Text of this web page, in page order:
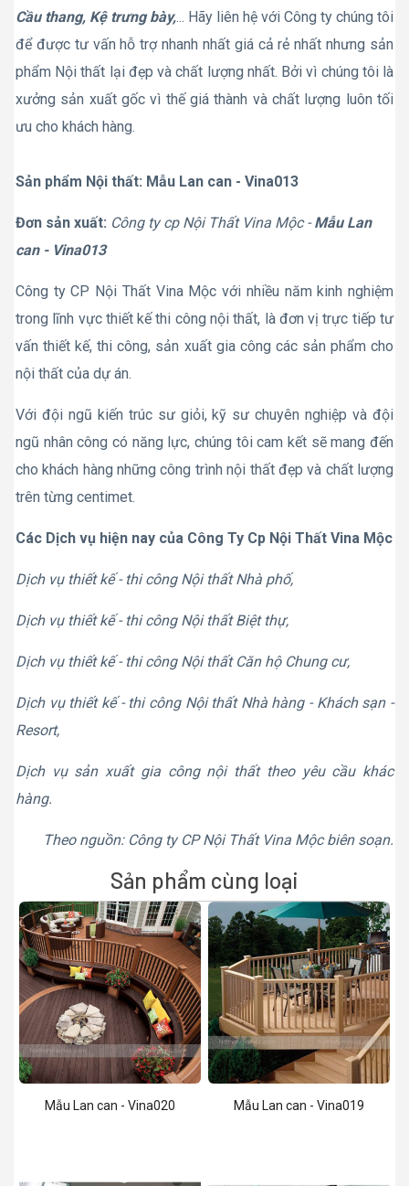
Cầu thang, Kệ trưng bày,... Hãy liên hệ với Công ty chúng tôi
để được tư vấn hỗ trợ nhanh nhất giá cả rẻ nhất nhưng sản
phẩm Nội thất lại đẹp và chất lượng nhất. Bởi vì chúng tôi là
xưởng sản xuất gốc vì thế giá thành và chất lượng luôn tối
ưu cho khách hàng.
Sản phẩm Nội thất: Mẫu Lan can - Vina013
Đơn sản xuất: Công ty cp Nội Thất Vina Mộc -Mẫu Lan
can - Vina013
Công ty CP Nội Thất Vina Mộc với nhiều năm kinh nghiệm
trong lĩnh vực thiết kế thi công nội thất, là đơn vị trực tiếp tư
vấn thiết kế, thi công, sản xuất gia công các sản phẩm cho
nội thất của dự án.
Với đội ngũ kiến trúc sư giỏi, kỹ sư chuyên nghiệp và đội
ngũ nhân công có năng lực, chúng tôi cam kết sẽ mang đến
cho khách hàng những công trình nội thất đẹp và chất lượng
trên từng centimet.
Các Dịch vụ hiện nay của Công Ty Cp Nội Thất Vina Mộc
Dịch vụ thiết kế - thi công Nội thất Nhà phố,
Dịch vụ thiết kế - thi công Nội thất Biệt thự,
Dịch vụ thiết kế - thi công Nội thất Căn hộ Chung cư,
Dịch vụ thiết kế - thi công Nội thất Nhà hàng - Khách sạn -
Resort,
Dịch vụ sản xuất gia công nội thất theo yêu cầu khác
hàng.
Theo nguồn: Công ty CP Nội Thất Vina Mộc biên soạn.
Sản phẩm cùng loại
Mẫu Lan can - Vina020 Mẫu Lan can - Vina019